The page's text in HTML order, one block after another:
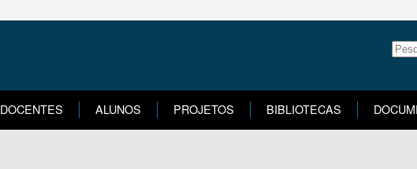
DOCENTES ALUNOS PROJETOS BIBLIOTECAS